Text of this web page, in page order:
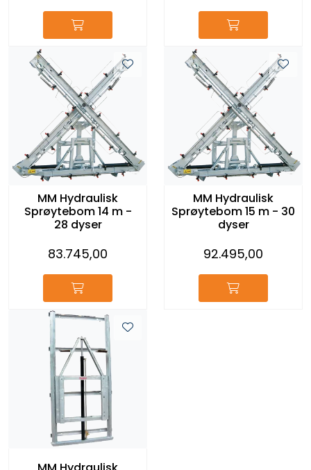
MM Hydraulisk
Sprøytebom 14 m -
28 dyser
83.745,00
MM Hydraulisk
Sprøytebom 15 m - 30
dyser
92.495,00